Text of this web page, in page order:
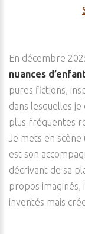
En décembre
nuances
pures fictions,
dans lesquelles
plus fréquentes
Je mets en scène
est son
décrivant de sa
propos imaginés,
inventés mais